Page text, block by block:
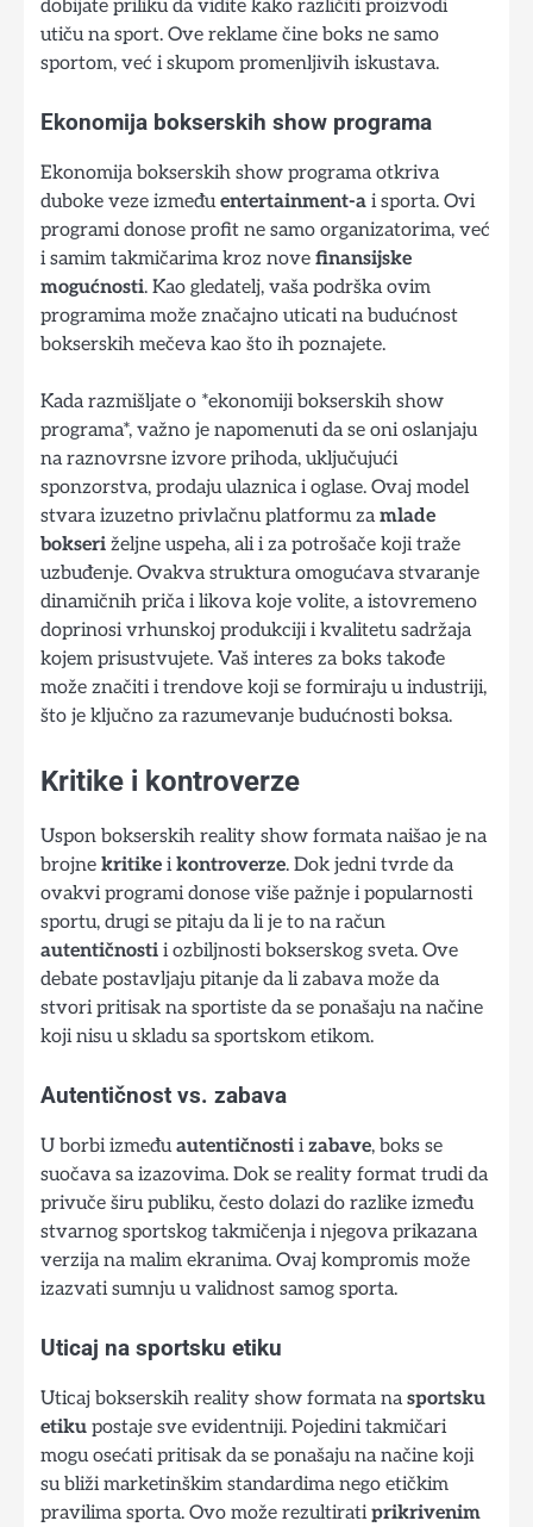
dobijate priliku da vidite kako različiti proizvodi
utiču na sport. Ove reklame čine boks ne samo
sportom, već i skupom promenljivih iskustava.
Ekonomija bokserskih show programa
Ekonomija bokserskih show programa otkriva
duboke veze izmeđuentertainment-a i sporta. Ovi
programi donose profit ne samo organizatorima, već
i samim takmičarima kroz nove finansijske
mogućnosti. Kao gledatelj, vaša podrška ovim
programima može značajno uticati na budućnost
bokserskih mečeva kao što ih poznajete.
Kada razmišljate o *ekonomiji bokserskih show
programa*, važno je napomenuti da se oni oslanjaju
na raznovrsne izvore prihoda, uključujući
sponzorstva, prodaju ulaznica i oglase. Ovaj model
stvara izuzetno privlačnu platformu zamlade
bokseri željne uspeha, ali i za potrošače koji traže
uzbuđenje. Ovakva struktura omogućava stvaranje
dinamičnih priča i likova koje volite, a istovremeno
doprinosi vrhunskoj produkciji i kvalitetu sadržaja
kojem prisustvujete. Vaš interes za boks takođe
može značiti i trendove koji se formiraju u industriji,
što je ključno za razumevanje budućnosti boksa.
Kritike i kontroverze
Uspon bokserskih reality show formata naišao je na
brojne kritike ikontroverze. Dok jedni tvrde da
ovakvi programi donose više pažnje i popularnosti
sportu, drugi se pitaju da li je to na račun
autentičnosti i ozbiljnosti bokserskog sveta. Ove
debate postavljaju pitanje da li zabava može da
stvori pritisak na sportiste da se ponašaju na načine
koji nisu u skladu sa sportskom etikom.
Autentičnost vs. zabava
U borbi izmeđuautentičnosti izabave, boks se
suočava sa izazovima. Dok se reality format trudi da
privuče širu publiku, često dolazi do razlike između
stvarnog sportskog takmičenja i njegova prikazana
verzija na malim ekranima. Ovaj kompromis može
izazvati sumnju u validnost samog sporta.
Uticaj na sportsku etiku
Uticaj bokserskih reality show formata nasportsku
etiku postaje sve evidentniji. Pojedini takmičari
mogu osećati pritisak da se ponašaju na načine koji
su bliži marketinškim standardima nego etičkim
pravilima sporta. Ovo može rezultiratiprikrivenim